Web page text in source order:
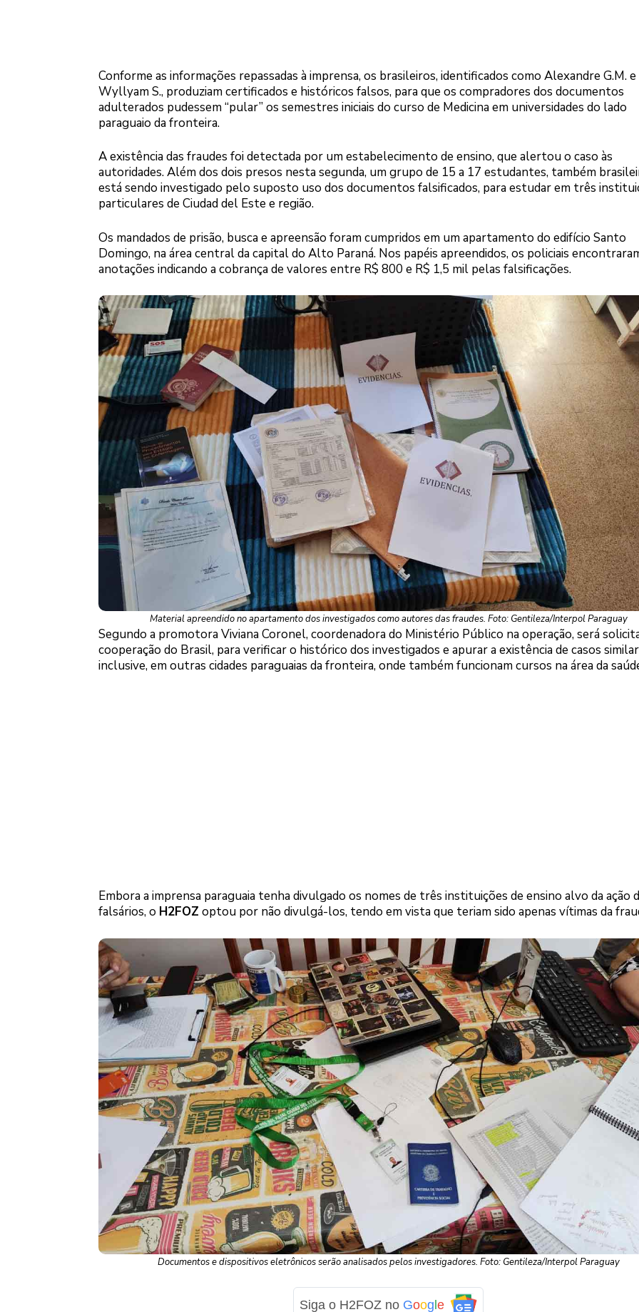
Conforme as informações repassadas à imprensa, os brasileiros, identificados como Alexandre G.M. e
Wyllyam S., produziam certificados e históricos falsos, para que os compradores dos documentos
adulterados pudessem “pular” os semestres iniciais do curso de Medicina em universidades do lado
paraguaio da fronteira.
A existência das fraudes foi detectada por um estabelecimento de ensino, que alertou o caso às
autoridades. Além dos dois presos nesta segunda, um grupo de 15 a 17 estudantes, também
está sendo investigado pelo suposto uso dos documentos falsificados, para estudar em três
particulares de Ciudad del Este e região.
Os mandados de prisão, busca e apreensão foram cumpridos em um apartamento do edifício Santo
Domingo, na área central da capital do Alto Paraná. Nos papéis apreendidos, os policiais
anotações indicando a cobrança de valores entre R$ 800 e R$ 1,5 mil pelas falsificações.
Material apreendido no apartamento dos investigados como autores das fraudes. Foto: Gentileza/Interpol Paraguay
Segundo a promotora Viviana Coronel, coordenadora do Ministério Público na operação, será
cooperação do Brasil, para verificar o histórico dos investigados e apurar a existência de casos
inclusive, em outras cidades paraguaias da fronteira, onde também funcionam cursos na área da
Embora a imprensa paraguaia tenha divulgado os nomes de três instituições de ensino alvo da ação
falsários, o H2FOZ optou por não divulgá-los, tendo em vista que teriam sido apenas vítimas da
Documentos e dispositivos eletrônicos serão analisados pelos investigadores. Foto: Gentileza/Interpol Paraguay
Siga o H2FOZ no Google